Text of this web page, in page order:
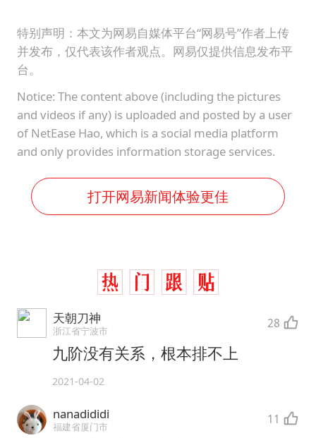
特别声明：本文为网易自媒体平台“网易号”作者上传
并发布，仅代表该作者观点。网易仅提供信息发布平
台。
Notice: The content above (including the pictures
and videos if any) is uploaded and posted by a user
of NetEase Hao, which is a social media platform
and only provides information storage services.
打开网易新闻体验更佳
天朝刀神
浙江省宁波市 28
九阶没有关系，根本排不上
2021-04-02
nanadididi
福建省厦门市 11